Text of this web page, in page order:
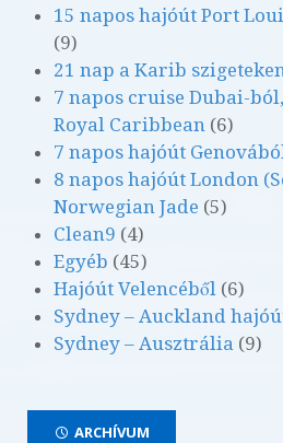
15 napos hajóút Port
(9)
21 nap a Karib
7 napos cruise Dubai-
Royal Caribbean (6)
7 napos hajóút
8 napos hajóút London
Norwegian Jade (5)
Clean9 (4)
Egyéb (45)
Hajóút Velencéből (6)
Sydney – Auckland
Sydney – Ausztrália (9)
ARCHÍVUM